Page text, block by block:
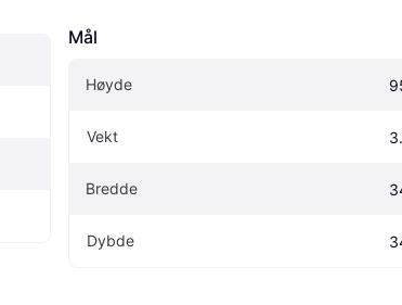
Mål
Høyde
Vekt
Bredde
Dybde